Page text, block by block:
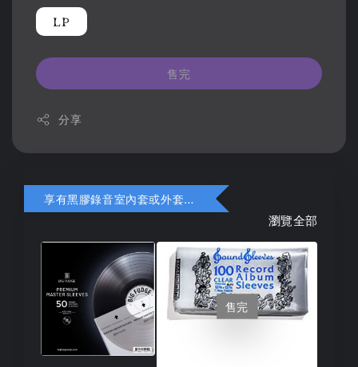
LP
售完
分享
享有黑膠錄音室內套或外套折扣
瀏覽全部
售完